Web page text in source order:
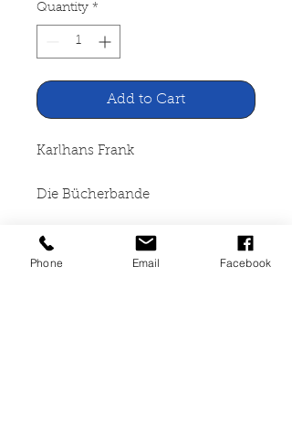
Quantity *
Add to Cart
Karlhans Frank
Die Bücherbande
Stiftung Lesen, Mainz 1990
Phone Email Facebook